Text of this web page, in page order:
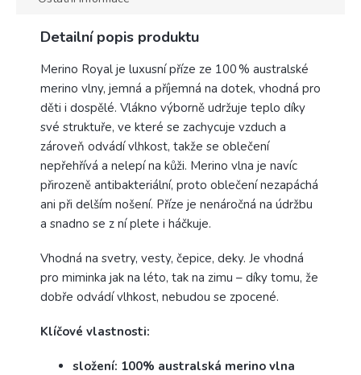
Detailní popis produktu
Merino Royal je luxusní příze ze 100 % australské
merino vlny, jemná a příjemná na dotek, vhodná pro
děti i dospělé. Vlákno výborně udržuje teplo díky
své struktuře, ve které se zachycuje vzduch a
zároveň odvádí vlhkost, takže se oblečení
nepřehřívá a nelepí na kůži. Merino vlna je navíc
přirozeně antibakteriální, proto oblečení nezapáchá
ani při delším nošení. Příze je nenáročná na údržbu
a snadno se z ní plete i háčkuje.
Vhodná na svetry, vesty, čepice, deky. Je vhodná
pro miminka jak na léto, tak na zimu – díky tomu, že
dobře odvádí vlhkost, nebudou se zpocené.
Klíčové vlastnosti:
složení: 100% australská merino vlna